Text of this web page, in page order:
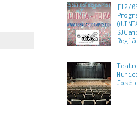
[12/
José